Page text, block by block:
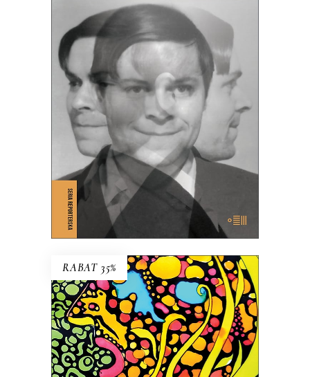
E-BOOK DO KOSZYKA
NIEMIEC. WSZYSTKIE
UCIECZKI ZYGFRYDA
Czy Zygfryd Kapela zdradził Niemcy z
Polską, czy Polskę z Niemcami?
61.00 39.65zł
KSIĄŻKA DO KOSZYKA
RABAT 35%
TCHÓRZE